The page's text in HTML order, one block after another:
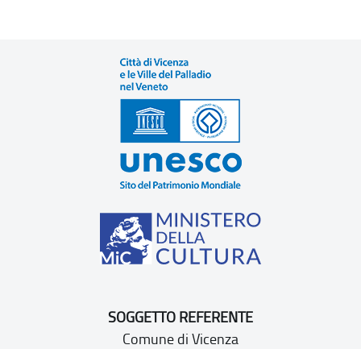
SOGGETTO REFERENTE
Comune di Vicenza